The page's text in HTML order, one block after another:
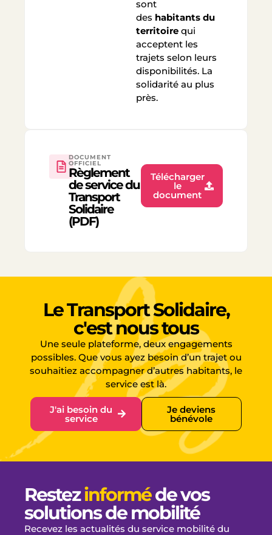
sont
des habitants du
territoire qui
acceptent les
trajets selon leurs
disponibilités. La
solidarité au plus
près.
DOCUMENT
OFFICIEL
Règlement
de service du
Transport
Solidaire
(PDF)
Télécharger
le
document
Le Transport Solidaire,
c'est nous tous
Une seule plateforme, deux engagements
possibles. Que vous ayez besoin d’un trajet ou
souhaitiez accompagner d’autres habitants, le
service est là.
J'ai besoin du
service
Je deviens
bénévole
Restezinforméde vos
solutions de mobilité
Recevez les actualités du service mobilité du